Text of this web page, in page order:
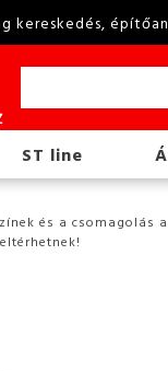
kereskedés,
ST line
és a csomagolás a